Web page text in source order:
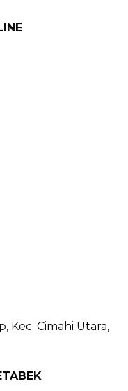
Kec. Cimahi Utara,